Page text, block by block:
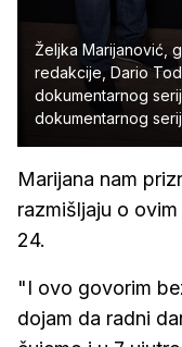
Željka Marijanović,
redakcije, Dario
dokumentarnog
dokumentarnog
Marijana nam
razmišljaju o
24.
"I ovo govorim
dojam da radni